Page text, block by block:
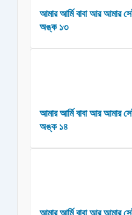
আমার আর্মি বাবা আর আমার
অঙ্ক ১৩
আমার আর্মি বাবা আর আমার
অঙ্ক ১৪
আমার আর্মি বাবা আর আমার